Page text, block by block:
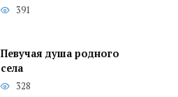
391
Певучая душа родного
села
328